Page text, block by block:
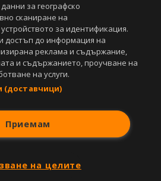
за географско
сканиране на
за идентификация.
достъп до информация на
реклама и съдържание,
и съдържанието, проучване на
на услуги.
(доставчици)
Приемам
на целите